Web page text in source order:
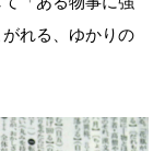
れる、ゆかりの